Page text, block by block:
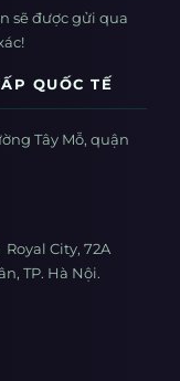
sẽ được gửi qua
QUỐC TẾ
Tây Mỗ, quận
City, 72A
TP. Hà Nội.